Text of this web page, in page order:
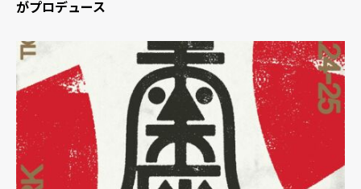
がプロデュース